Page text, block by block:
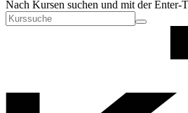
Nach Kursen suchen und mit der Enter-